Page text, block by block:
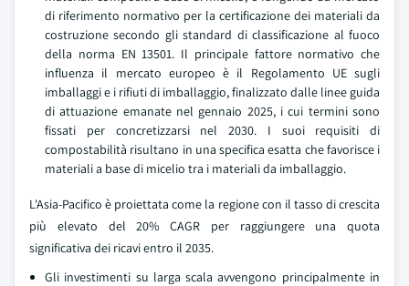
di riferimento normativo per la certificazione dei materiali da
costruzione secondo gli standard di classificazione al fuoco
della norma EN 13501. Il principale fattore normativo che
influenza il mercato europeo è il Regolamento UE sugli
imballaggi e i rifiuti di imballaggio, finalizzato dalle linee guida
di attuazione emanate nel gennaio 2025, i cui termini sono
fissati per concretizzarsi nel 2030. I suoi requisiti di
compostabilità risultano in una specifica esatta che favorisce i
materiali a base di micelio tra i materiali da imballaggio.
L'Asia-Pacifico è proiettata come la regione con il tasso di crescita
più elevato del 20% CAGR per raggiungere una quota
significativa dei ricavi entro il 2035.
Gli investimenti su larga scala avvengono principalmente in